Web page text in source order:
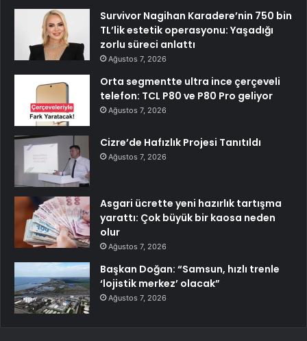
Survivor Nagihan Karadere’nin 750 bin
TL’lik estetik operasyonu: Yaşadığı
zorlu süreci anlattı
Ağustos 7, 2026
Orta segmentte ultra ince çerçeveli
telefon: TCL P80 ve P80 Pro geliyor
Ağustos 7, 2026
Cizre’de Hafızlık Projesi Tanıtıldı
Ağustos 7, 2026
Asgari ücrette yeni hazırlık tartışma
yarattı: Çok büyük bir kaosa neden
olur
Ağustos 7, 2026
Başkan Doğan: “Samsun, hızlı trenle
‘lojistik merkez’ olacak”
Ağustos 7, 2026